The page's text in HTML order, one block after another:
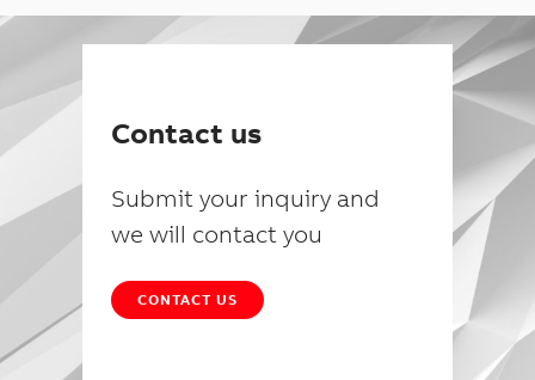
Contact us
Submit your inquiry and
we will contact you
CONTACT US